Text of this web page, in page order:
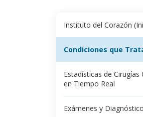
Instituto del Corazón
Condiciones que
Estadísticas de Cirugías
en Tiempo Real
Exámenes y